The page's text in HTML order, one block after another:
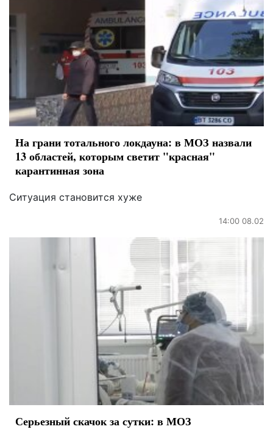
На грани тотального локдауна: в МОЗ назвали
13 областей, которым светит "красная"
карантинная зона
Ситуация становится хуже
14:00 08.02
Серьезный скачок за сутки: в МОЗ